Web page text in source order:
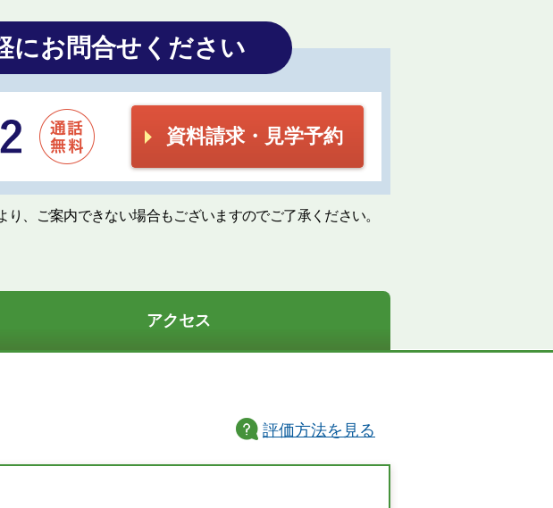
にお問合せください
資料請求・見学予約
、ご案内できない場合もございますのでご了承ください。
アクセス
評価方法を見る